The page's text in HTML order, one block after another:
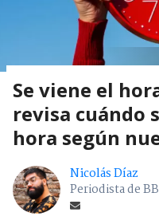
Se viene el
revisa cuándo
hora según
Nicolás Díaz
Periodista de